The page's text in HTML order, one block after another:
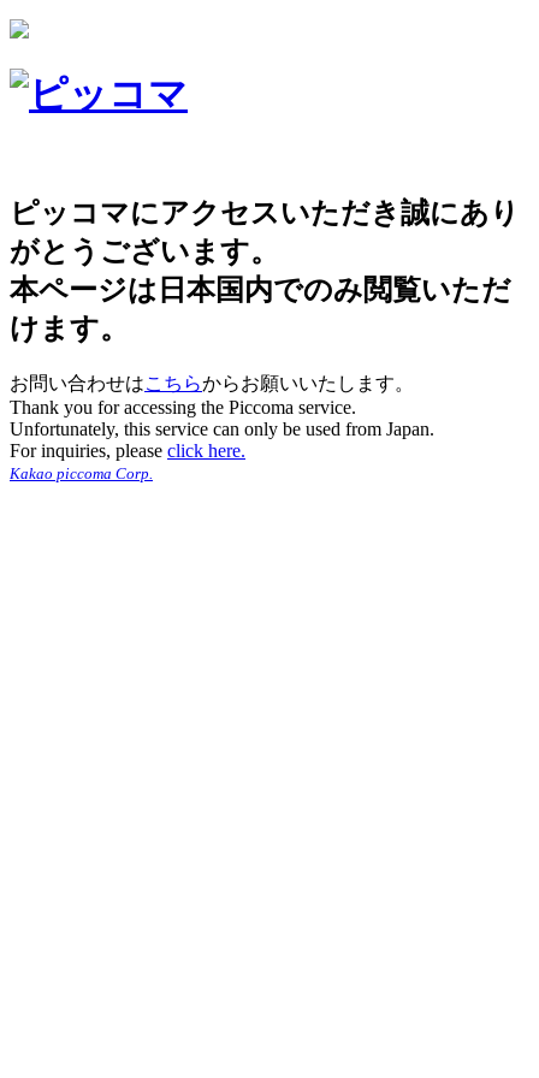
ピッコマにアクセスいただき誠にあり
がとうございます。
本ページは日本国内でのみ閲覧いただ
けます。
お問い合わせはこちらからお願いいたします。
Thank you for accessing the Piccoma service.
Unfortunately, this service can only be used from Japan.
For inquiries, please click here.
Kakao piccoma Corp.